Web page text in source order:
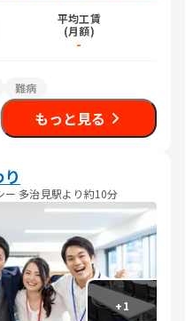
平均工賃
(月額)
-
難病
もっと見る
ー 多治見駅より約10分
+1